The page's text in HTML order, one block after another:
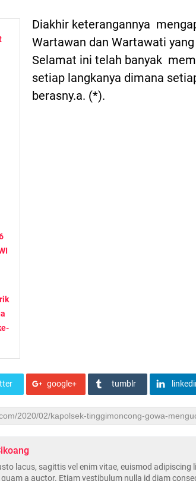
Diakhir keterangannya
Wartawan dan Wartawati
Selamat ini telah banyak
setiap langkanya dimana
berasny.a. (*).
google+ tumblr
lacus, sagittis vel enim vitae, euismod adipiscing
a auctor. Etiam vestibulum nulla id diam